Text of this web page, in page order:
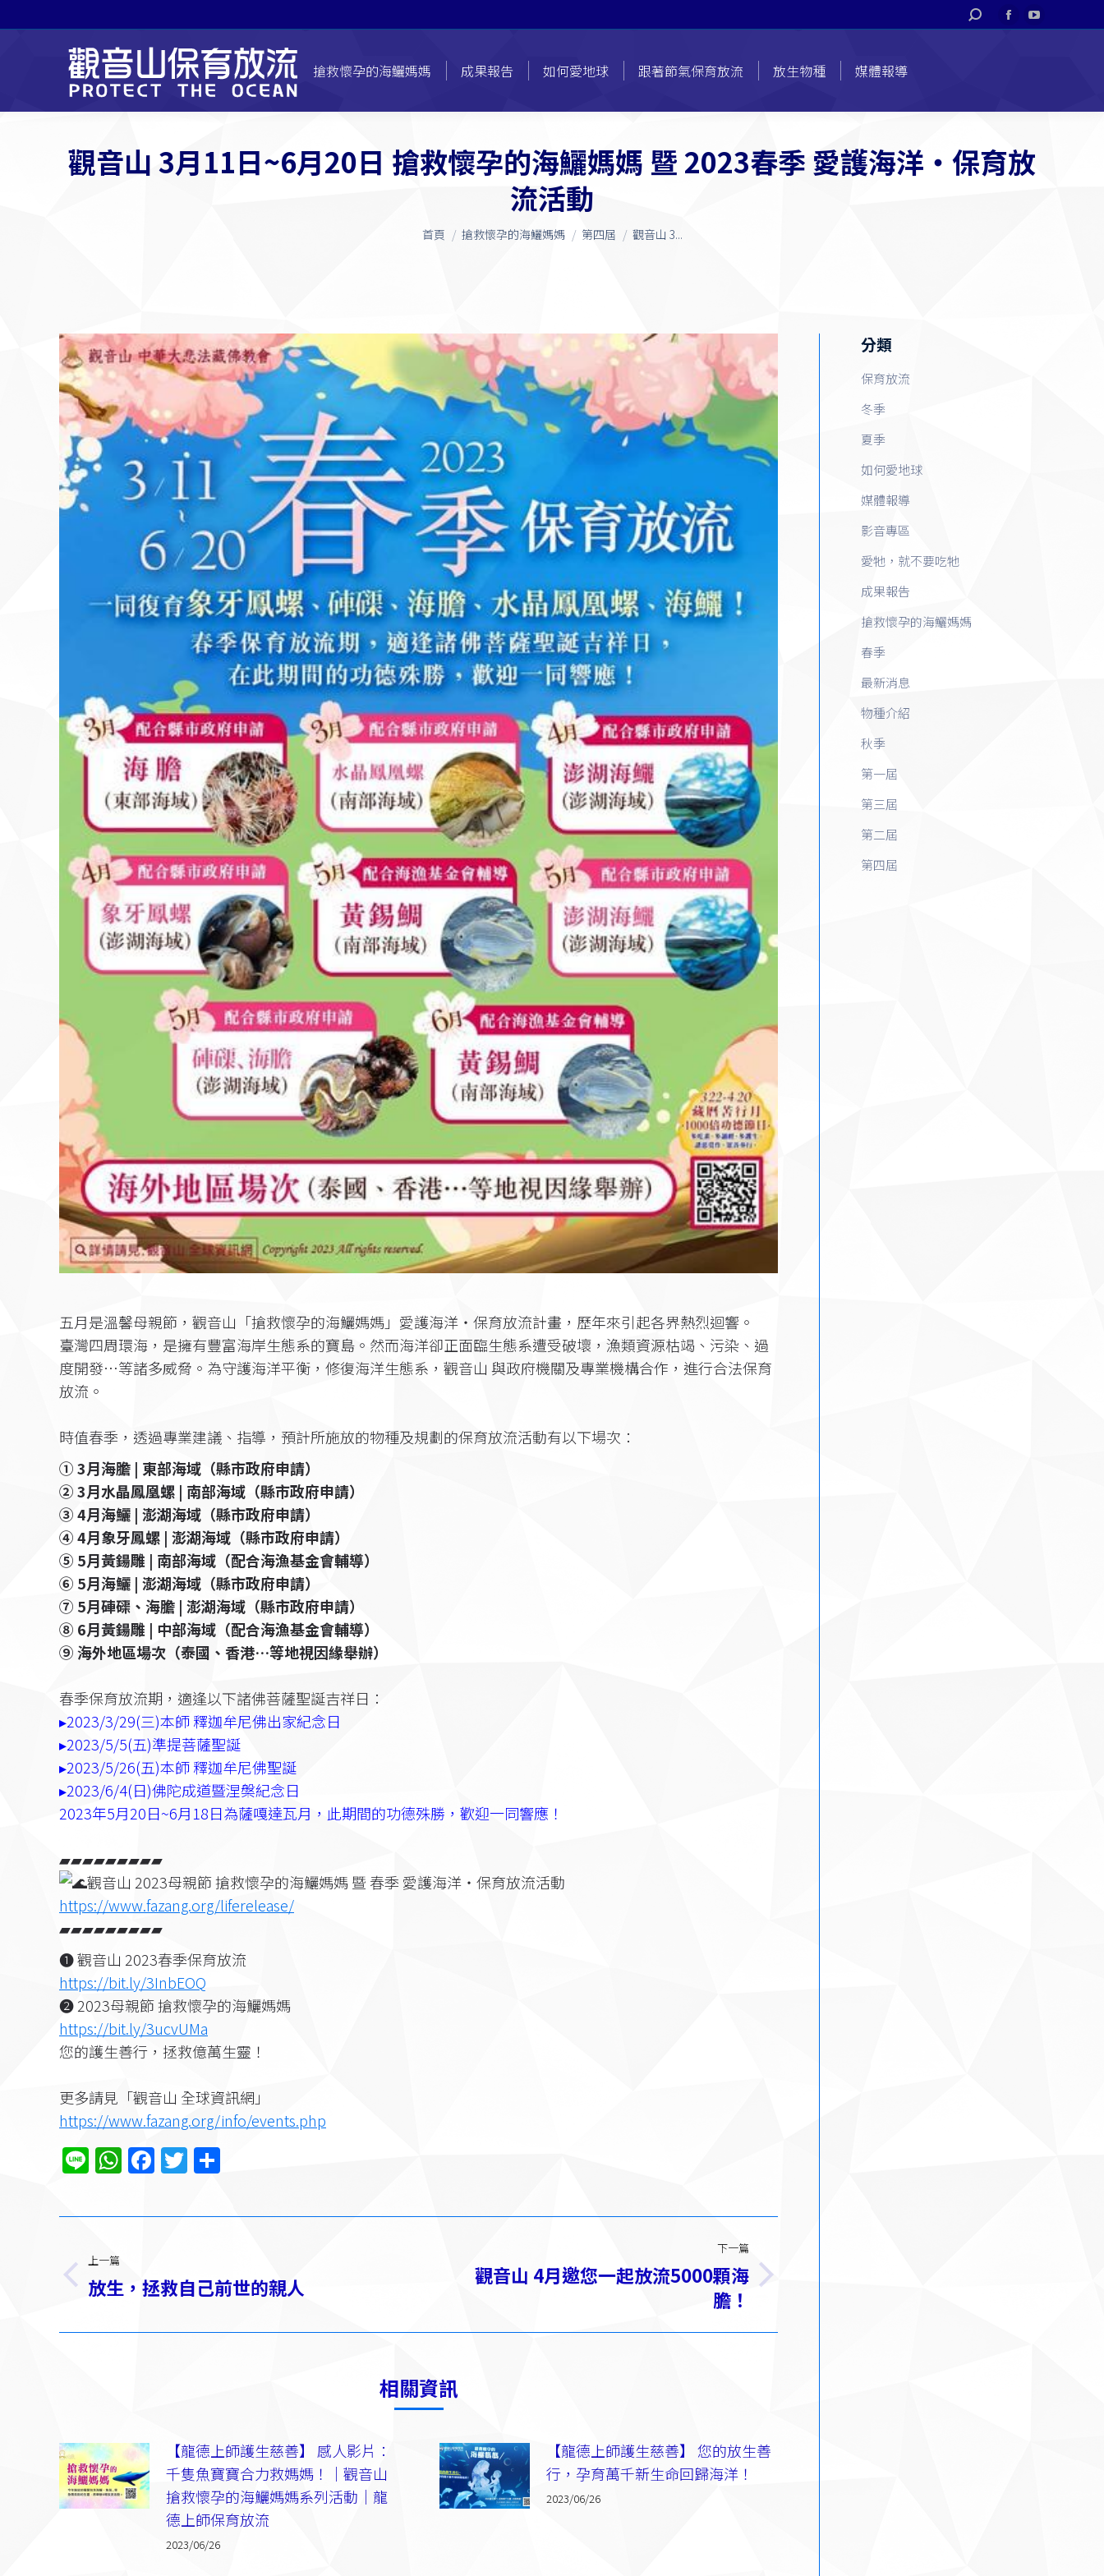
搜
索
Facebook
new
YouTube
new
搶救懷孕的海鱺媽媽 成果報告 如何愛地球 跟著節氣保育放流 放生物種 媒體報導
觀音山 3月11日~6月20日 搶救懷孕的海鱺媽媽 暨 2023春季 愛護海洋‧保育放
流活動
您在這裡：
首頁 搶救懷孕的海鱺媽媽 第四屆 觀音山 3...
五月是溫馨母親節，觀音山「搶救懷孕的海鱺媽媽」愛護海洋‧保育放流計畫，歷年來引起各界熱烈迴響。
臺灣四周環海，是擁有豐富海岸生態系的寶島。然而海洋卻正面臨生態系遭受破壞，漁類資源枯竭、污染、過
度開發…等諸多威脅。為守護海洋平衡，修復海洋生態系，觀音山 與政府機關及專業機構合作，進行合法保育
放流。
時值春季，透過專業建議、指導，預計所施放的物種及規劃的保育放流活動有以下場次：
① 3月海膽 | 東部海域（縣市政府申請）
② 3月水晶鳳凰螺 | 南部海域（縣市政府申請）
③ 4月海鱺 | 澎湖海域（縣市政府申請）
④ 4月象牙鳳螺 | 澎湖海域（縣市政府申請）
⑤ 5月黃鍚雕 | 南部海域（配合海漁基金會輔導）
⑥ 5月海鱺 | 澎湖海域（縣市政府申請）
⑦ 5月硨磲、海膽 | 澎湖海域（縣市政府申請）
⑧ 6月黃鍚雕 | 中部海域（配合海漁基金會輔導）
⑨ 海外地區場次（泰國、香港…等地視因緣舉辦）
春季保育放流期，適逢以下諸佛菩薩聖誕吉祥日：
▸2023/3/29(三)本師 釋迦牟尼佛出家紀念日
▸2023/5/5(五)準提菩薩聖誕
▸2023/5/26(五)本師 釋迦牟尼佛聖誕
▸2023/6/4(日)佛陀成道暨涅槃紀念日
2023年5月20日~6月18日為薩嘎達瓦月，此期間的功德殊勝，歡迎一同響應！
▰▰▰▰▰▰▰▰▰
觀音山 2023母親節 搶救懷孕的海鱺媽媽 暨 春季 愛護海洋‧保育放流活動
https://www.fazang.org/liferelease/
▰▰▰▰▰▰▰▰▰
❶ 觀音山 2023春季保育放流
https://bit.ly/3InbEOQ
❷ 2023母親節 搶救懷孕的海鱺媽媽
https://bit.ly/3ucvUMa
您的護生善行，拯救億萬生靈！
更多請見「觀音山 全球資訊網」
https://www.fazang.org/info/events.php
LineWhatsApp
Facebook
Twitter
章
航
上一篇
上
篇：
放生，拯救自己前世的親人
下一篇
篇：
觀音山 4月邀您一起放流5000顆海
膽！
相關資訊
【龍德上師護生慈善】 感人影片：
千隻魚寶寶合力救媽媽！｜觀音山
搶救懷孕的海鱺媽媽系列活動｜龍
德上師保育放流
2023/06/26
【龍德上師護生慈善】 您的放生善
行，孕育萬千新生命回歸海洋！
2023/06/26
分類
保育放流
冬季
夏季
如何愛地球
媒體報導
影音專區
愛牠，就不要吃牠
成果報告
搶救懷孕的海鱺媽媽
春季
最新消息
物種介紹
秋季
第一屆
第三屆
第二屆
第四屆